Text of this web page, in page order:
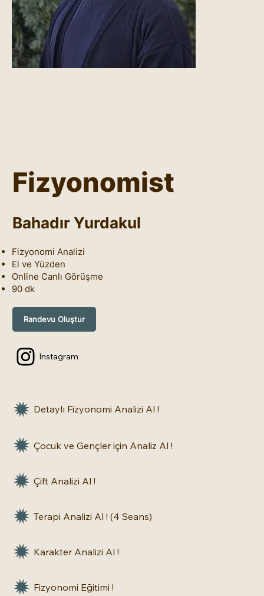
Fizyonomist
Bahadır Yurdakul
Fizyonomi Analizi
El ve Yüzden
Online Canlı Görüşme
90 dk
Randevu Oluştur
Instagram
Detaylı Fizyonomi Analizi Al !
Karakter Analizi Al !
Çocuk ve Gençler için Analiz Al !
Terapi Analizi Al ! (4 Seans)
Çift Analizi Al !
Fizyonomi Eğitimi !